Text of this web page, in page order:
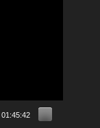
01:45:42